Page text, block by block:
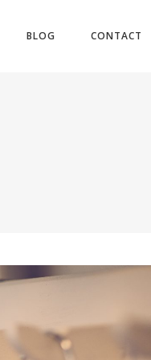
BLOG CONTACT